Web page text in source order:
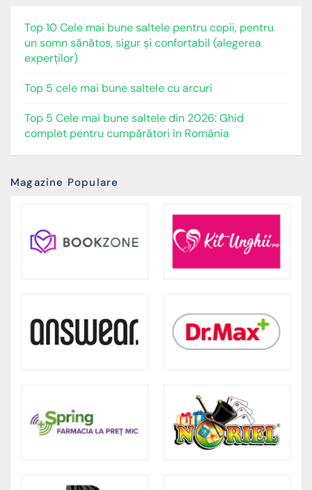
Top 10 Cele mai bune saltele pentru copii, pentru
un somn sănătos, sigur și confortabil (alegerea
experților)
Top 5 cele mai bune saltele cu arcuri
Top 5 Cele mai bune saltele din 2026: Ghid
complet pentru cumpărători în România
Magazine Populare